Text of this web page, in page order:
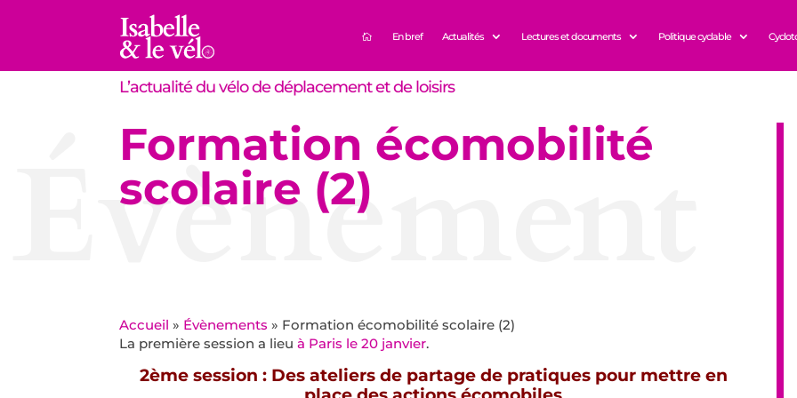
En bref Actualités Lectures et documents Politique cyclable
L’actualité du vélo de déplacement et de loisirs
Formation écomobilité
scolaire (2)
Évènement
Accueil » Évènements » Formation écomobilité scolaire (2)
La première session a lieuà Paris le 20 janvier.
2ème session : Des ateliers de partage de pratiques pour mettre en